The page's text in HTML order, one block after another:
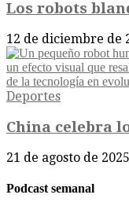
Los robots
12 de diciembre de
Deportes
China celebra
21 de agosto de 2025
Podcast semanal